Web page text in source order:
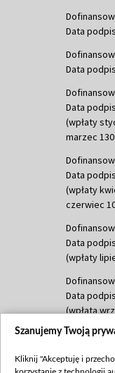
Data
Data
Data
(wpłaty
marzec
Data
(wpłaty
czerwiec
Data
(wpłaty
Data
(wpłata
(wpłata
Szanujemy Twoją
Kliknij "Akceptuję i